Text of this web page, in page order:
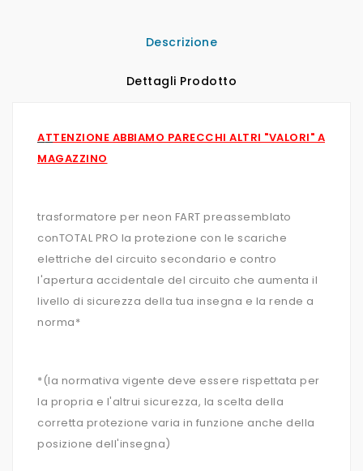
Descrizione
Dettagli Prodotto
ATTENZIONE ABBIAMO PARECCHI ALTRI "VALORI" A
MAGAZZINO
trasformatore per neon FART preassemblato
conTOTAL PRO la protezione con le scariche
elettriche del circuito secondario e contro
l'apertura accidentale del circuito che aumenta il
livello di sicurezza della tua insegna e la rende a
norma*
*(la normativa vigente deve essere rispettata per
la propria e l'altrui sicurezza, la scelta della
corretta protezione varia in funzione anche della
posizione dell'insegna)